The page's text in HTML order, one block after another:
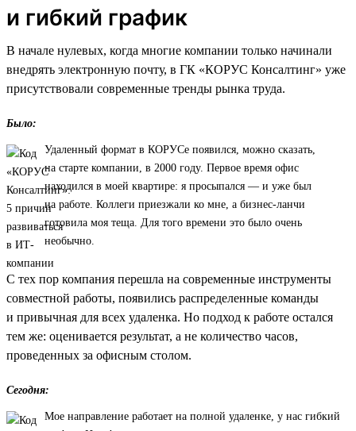
и гибкий график
В начале нулевых, когда многие компании только начинали
внедрять электронную почту, в ГК «КОРУС Консалтинг» уже
присутствовали современные тренды рынка труда.
Было:
Удаленный формат в КОРУСе появился, можно сказать,
на старте компании, в 2000 году. Первое время офис
находился в моей квартире: я просыпался — и уже был
на работе. Коллеги приезжали ко мне, а бизнес-ланчи
готовила моя теща. Для того времени это было очень
необычно.
С тех пор компания перешла на современные инструменты
совместной работы, появились распределенные команды
и привычная для всех удаленка. Но подход к работе остался
тем же: оценивается результат, а не количество часов,
проведенных за офисным столом.
Сегодня:
Мое направление работает на полной удаленке, у нас гибкий